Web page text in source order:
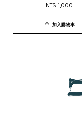
NT$ 1,000
加入購物車